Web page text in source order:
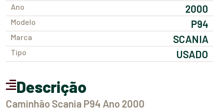
Ano 2000
Modelo P94
Marca SCANIA
Tipo USADO
Descrição
Caminhão Scania P94 Ano 2000